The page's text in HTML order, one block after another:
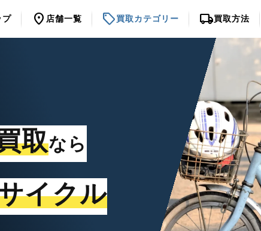
プ location_on 店舗一覧 sell買取カテゴリー local_shipping買取方法
取なら
イクル